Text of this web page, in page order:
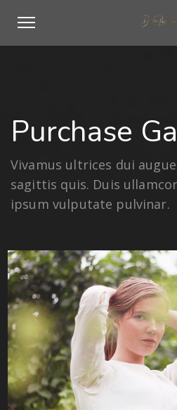
Purchase
Vivamus ultrices dui
sagittis quis. Duis
ipsum vulputate pulvinar.